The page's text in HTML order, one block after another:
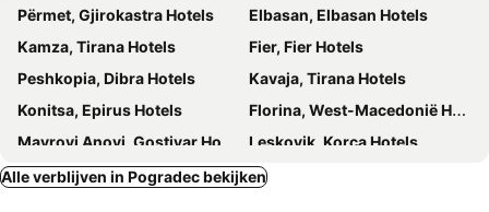
Përmet, Gjirokastra Hotels
Elbasan, Elbasan Hotels
Kamza, Tirana Hotels
Fier, Fier Hotels
Peshkopia, Dibra Hotels
Kavaja, Tirana Hotels
Konitsa, Epirus Hotels
Florina, West-Macedonië Hotels
Mavrovi Anovi, Gostivar Hotels
Leskovik, Korça Hotels
Prilep, Prilep Hotels
Vora, Tirana Hotels
Alle verblijven in Pogradec bekijken